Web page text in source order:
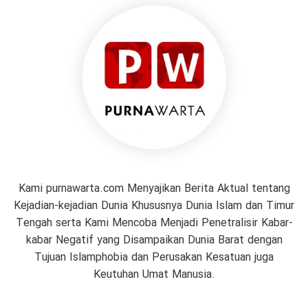
Kami purnawarta.com Menyajikan Berita Aktual tentang
Kejadian-kejadian Dunia Khususnya Dunia Islam dan Timur
Tengah serta Kami Mencoba Menjadi Penetralisir Kabar-
kabar Negatif yang Disampaikan Dunia Barat dengan
Tujuan Islamphobia dan Perusakan Kesatuan juga
Keutuhan Umat Manusia.